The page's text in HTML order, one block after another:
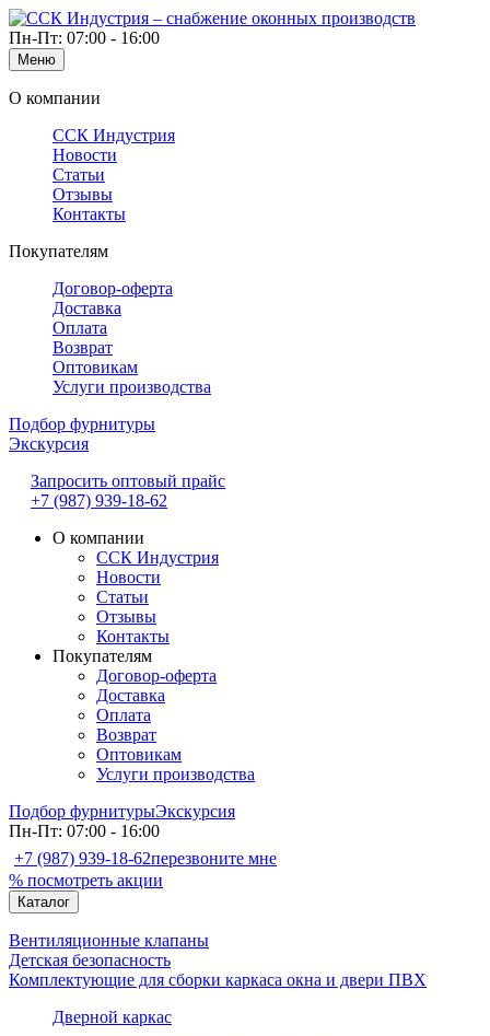
Пн-Пт: 07:00 - 16:00
Меню
О компании
ССК Индустрия
Новости
Статьи
Отзывы
Контакты
Покупателям
Договор-оферта
Доставка
Оплата
Возврат
Оптовикам
Услуги производства
Подбор фурнитуры
Экскурсия
Запросить оптовый прайс
+7 (987) 939-18-62
О компании
ССК Индустрия
Новости
Статьи
Отзывы
Контакты
Покупателям
Договор-оферта
Доставка
Оплата
Возврат
Оптовикам
Услуги производства
Подбор фурнитурыЭкскурсия
Пн-Пт: 07:00 - 16:00
+7 (987) 939-18-62перезвоните мне
% посмотреть акции
Каталог
Вентиляционные клапаны
Детская безопасность
Комплектующие для сборки каркаса окна и двери ПВХ
Дверной каркас